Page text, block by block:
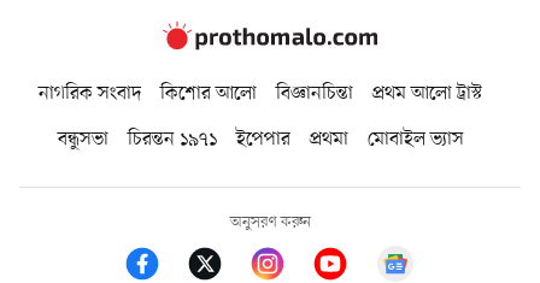
নাগরিক সংবাদ কিশোর আলো বিজ্ঞানচিন্তা
প্রথম আলো ট্রাস্ট
বন্ধুসভা
চিরন্তন ১৯৭১ ইপেপার প্রথমা মোবাইল ভ্যাস
অনুসরণ করুন